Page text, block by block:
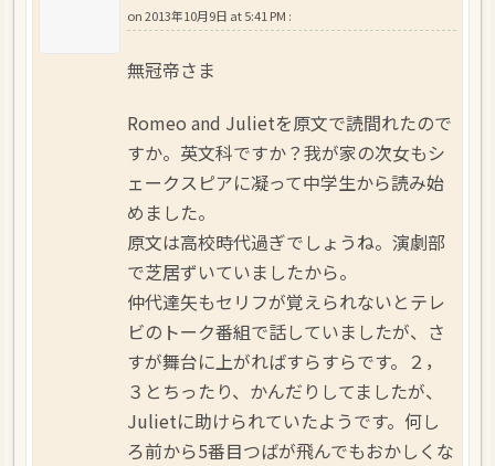
on2013年10月9日 at 5:41 PM :
無冠帝さま
Romeo and Julietを原文で読間れたので
すか。英文科ですか？我が家の次女もシ
ェークスピアに凝って中学生から読み始
めました。
原文は高校時代過ぎでしょうね。演劇部
で芝居ずいていましたから。
仲代達矢もセリフが覚えられないとテレ
ビのトーク番組で話していましたが、さ
すが舞台に上がればすらすらです。２，
３とちったり、かんだりしてましたが、
Julietに助けられていたようです。何し
ろ前から5番目つばが飛んでもおかしくな